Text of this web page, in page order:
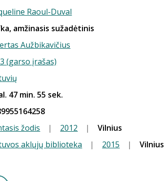
Raoul-Duval
amžinasis sužadėtinis
Aužbikavičius
(garso įrašas)
47 min. 55 sek.
žodis | 2012 |
Vilnius
aklųjų biblioteka | 2015 | Vilnius